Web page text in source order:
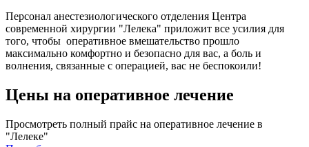
Персонал анестезиологического отделения Центра
современной хирургии "Лелека" приложит все усилия для
того, чтобы оперативное вмешательство прошло
максимально комфортно и безопасно для вас, а боль и
волнения, связанные с операцией, вас не беспокоили!
Цены на оперативное лечение
Просмотреть полный прайс на оперативное лечение в
"Лелеке"